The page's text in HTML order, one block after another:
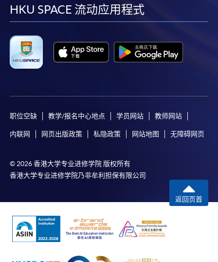
facebook
youtube
linkedin
HKU SPACE 流动应用程式
职位空缺 教学/报名中心地点 学员网站 教师网站
内联网 网页出版政策 私隐政策 网站地图 无障碍网页
© 2026 香港大学专业进修学院 版权所有
香港大学专业进修学院乃非牟利担保有限公司
返回页首